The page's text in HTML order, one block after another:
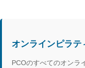
オンラインピラ
PCOのすべてのオンラ